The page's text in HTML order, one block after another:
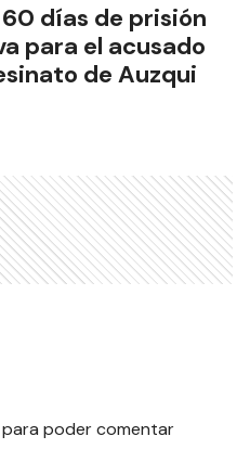
días de prisión
para el acusado
de Auzqui
para poder comentar